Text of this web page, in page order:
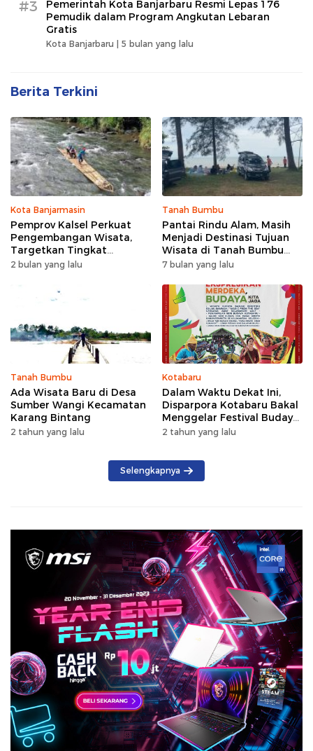
#3
Pemerintah Kota Banjarbaru Resmi Lepas 176
Pemudik dalam Program Angkutan Lebaran
Gratis
Kota Banjarbaru | 5 bulan yang lalu
Berita Terkini
Kota Banjarmasin
Pemprov Kalsel Perkuat
Pengembangan Wisata,
Targetkan Tingkat
Kunjungan Naik 5 Persen di
2 bulan yang lalu
Tanah Bumbu
Pantai Rindu Alam, Masih
Menjadi Destinasi Tujuan
Wisata di Tanah Bumbu
dengan Rindangnya Pohon
7 bulan yang lalu
Tanah Bumbu
Ada Wisata Baru di Desa
Sumber Wangi Kecamatan
Karang Bintang
2 tahun yang lalu
Kotabaru
Dalam Waktu Dekat Ini,
Disparpora Kotabaru Bakal
Menggelar Festival Budaya
Saijaan 2024
2 tahun yang lalu
Selengkapnya